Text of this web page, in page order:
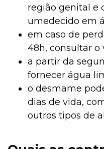
região genital e
umedecido em
em caso de
48h, consultar o
a partir da
fornecer água
o desmame
dias de vida,
outros tipos de